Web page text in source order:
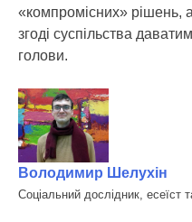
«компромісних» рішень,
згоді суспільства
голови.
Володимир Шелухін
Cоціальний дослідник, есеїст